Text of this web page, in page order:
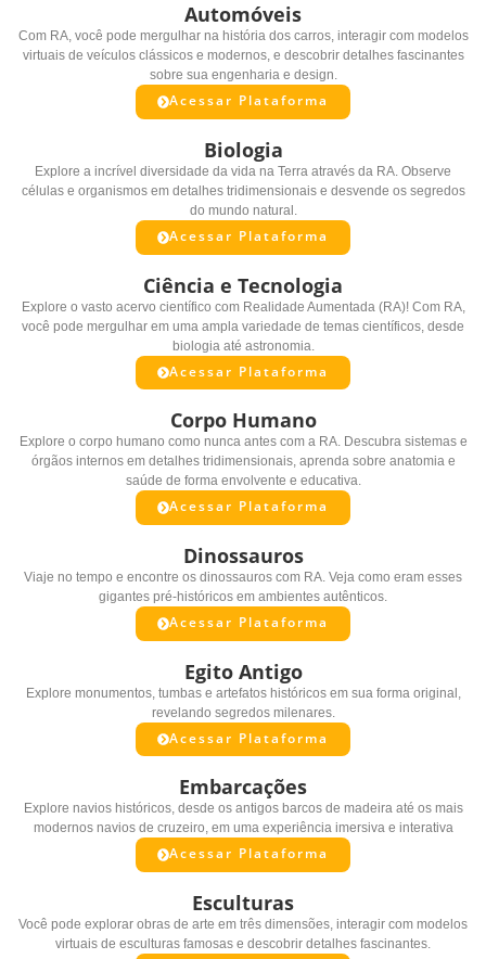
Automóveis
Com RA, você pode mergulhar na história dos carros, interagir com modelos
virtuais de veículos clássicos e modernos, e descobrir detalhes fascinantes
sobre sua engenharia e design.
Acessar Plataforma
Biologia
Explore a incrível diversidade da vida na Terra através da RA. Observe
células e organismos em detalhes tridimensionais e desvende os segredos
do mundo natural.
Acessar Plataforma
Ciência e Tecnologia
Explore o vasto acervo científico com Realidade Aumentada (RA)! Com RA,
você pode mergulhar em uma ampla variedade de temas científicos, desde
biologia até astronomia.
Acessar Plataforma
Corpo Humano
Explore o corpo humano como nunca antes com a RA. Descubra sistemas e
órgãos internos em detalhes tridimensionais, aprenda sobre anatomia e
saúde de forma envolvente e educativa.
Acessar Plataforma
Dinossauros
Viaje no tempo e encontre os dinossauros com RA. Veja como eram esses
gigantes pré-históricos em ambientes autênticos.
Acessar Plataforma
Egito Antigo
Explore monumentos, tumbas e artefatos históricos em sua forma original,
revelando segredos milenares.
Acessar Plataforma
Embarcações
Explore navios históricos, desde os antigos barcos de madeira até os mais
modernos navios de cruzeiro, em uma experiência imersiva e interativa
Acessar Plataforma
Esculturas
Você pode explorar obras de arte em três dimensões, interagir com modelos
virtuais de esculturas famosas e descobrir detalhes fascinantes.